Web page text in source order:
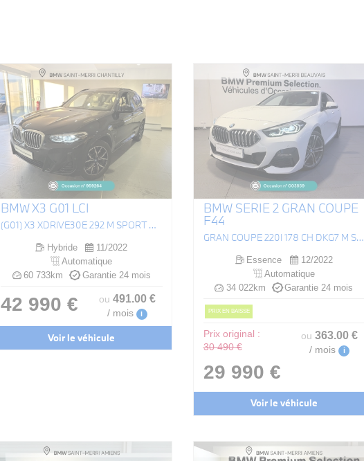
BMW X3 G01 LCI
(G01) X3 XDRIVE30E 292 M SPORT BVA8
Hybride
11/2022
Automatique
60 733km
Garantie 24 mois
42 990 € ou 491.00 €
/ mois i
Voir le véhicule
BMW SERIE 2 GRAN COUPE
F44
GRAN COUPE 220I 178 CH DKG7 M SPORT
Essence
12/2022
Automatique
34 022km
Garantie 24 mois
PRIX EN BAISSE
Prix original :
30 490 €
29 990 €
ou363.00 €
/ mois i
Voir le véhicule